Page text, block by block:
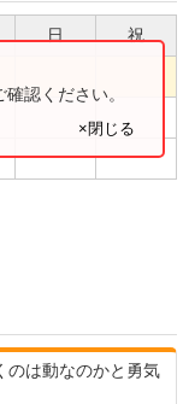
日 祝
認ください。
×閉じる
のは動なのかと勇気